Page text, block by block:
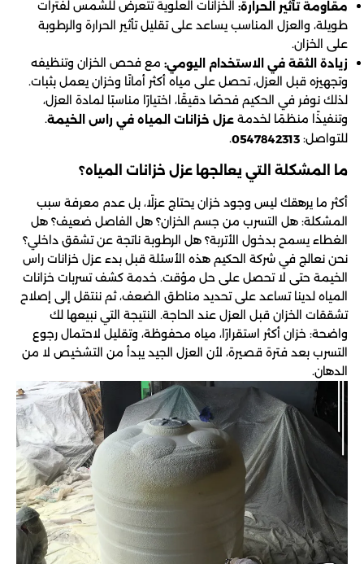
مقاومة تأثير الحرارة: الخزانات العلوية تتعرض للشمس لفترات
طويلة، والعزل المناسب يساعد على تقليل تأثير الحرارة والرطوبة
على الخزان.
زيادة الثقة في الاستخدام اليومي: مع فحص الخزان وتنظيفه
وتجهيزه قبل العزل، تحصل على مياه أكثر أمانًا وخزان يعمل بثبات.
لذلك نوفر في الحكيم فحصًا دقيقًا، اختيارًا مناسبًا لمادة العزل،
وتنفيذًا منظمًا لخدمة عزل خزانات المياه في راس الخيمة.
للتواصل: 0547842313
.
ما المشكلة التي يعالجها عزل خزانات المياه؟
أكثر ما يرهقك ليس وجود خزان يحتاج عزلًا، بل عدم معرفة سبب
المشكلة: هل التسرب من جسم الخزان؟ هل الفاصل ضعيف؟ هل
الغطاء يسمح بدخول الأتربة؟ هل الرطوبة ناتجة عن تشقق داخلي؟
نحن نعالج في شركة الحكيم هذه الأسئلة قبل بدء عزل خزانات راس
الخيمة حتى لا تحصل على حل مؤقت. خدمة كشف تسربات خزانات
المياه لدينا تساعد على تحديد مناطق الضعف، ثم ننتقل إلى إصلاح
تشققات الخزان قبل العزل عند الحاجة. النتيجة التي نبيعها لك
واضحة: خزان أكثر استقرارًا، مياه محفوظة، وتقليل لاحتمال رجوع
التسرب بعد فترة قصيرة، لأن العزل الجيد يبدأ من التشخيص لا من
الدهان.